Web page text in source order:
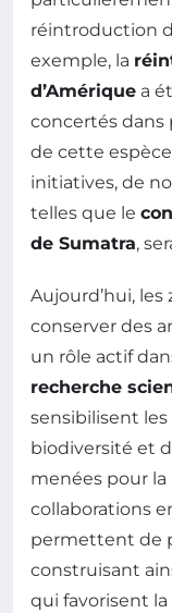
réintroduction
exemple, la
d’Amérique a
concertés dans
de cette
initiatives, de
telles que le
de Sumatra,
Aujourd’hui,
conserver des
un rôle actif
recherche
sensibilisent les
biodiversité et
menées pour
collaborations
permettent de
construisant
qui favorisent